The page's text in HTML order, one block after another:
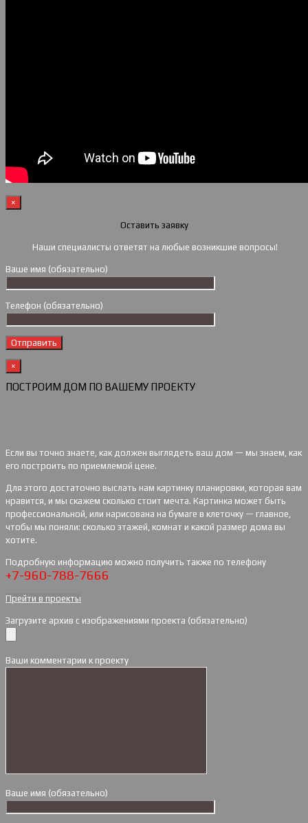
×
Оставить заявку
Наши специалисты ответят на любые возникшие вопросы!
Ваше имя (обязательно)
Телефон (обязательно)
×
ПОСТРОИМ ДОМ ПО ВАШЕМУ ПРОЕКТУ
Если вы точно знаете, как должен выглядеть ваш дом — мы знаем, как
его построить по приемлемой цене.
Для этого достаточно выслать нам картинку планировки, которая вам
нравится, и мы скажем сколько стоит мечта. Картинка может быть
профессиональной, или нарисована на бумаге в клеточку — главное,
чтобы мы поняли: сколько этажей, комнат и какой размер дома вы
хотите.
Подробную информацию можно получить также по телефону
+7-960-788-7666
Прейти в проекты
Загрузите архив с изображениями проекта (обязательно)
Ваши комментарии к проекту
Ваше имя (обязательно)